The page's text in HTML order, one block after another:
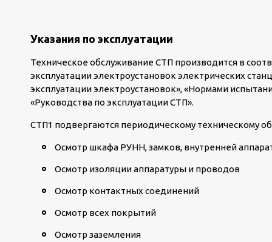
Указания по эксплуатации
Техническое обслуживание СТП производится в
эксплуатации электроустановок электрических
эксплуатации электроустановок», «Нормами
«Руководства по эксплуатации СТП».
СТП1 подвергаются периодическому техническому
Осмотр шкафа РУНН, замков, внутренней
Осмотр изоляции аппаратуры и проводов
Осмотр контактных соединений
Осмотр всех покрытий
Осмотр заземления